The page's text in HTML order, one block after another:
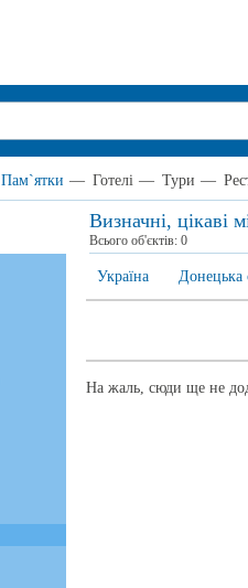
Пам`ятки — Готелі — Тури —
Визначні, цікаві
Всього об'єктів: 0
Україна Донецька
На жаль, сюди ще не